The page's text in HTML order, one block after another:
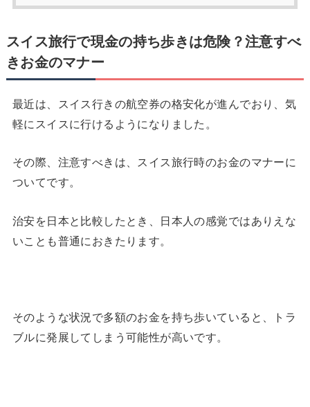
スイス旅行で現金の持ち歩きは危険？注意すべ
きお金のマナー
最近は、スイス行きの航空券の格安化が進んでおり、気
軽にスイスに行けるようになりました。
その際、注意すべきは、スイス旅行時のお金のマナーに
ついてです。
治安を日本と比較したとき、日本人の感覚ではありえな
いことも普通におきたります。
そのような状況で多額のお金を持ち歩いていると、トラ
ブルに発展してしまう可能性が高いです。